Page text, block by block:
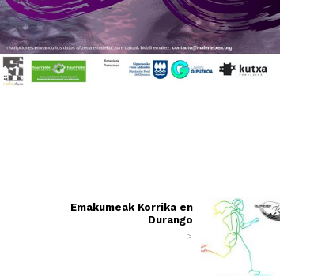
Emakumeak Korrika en
Durango
>